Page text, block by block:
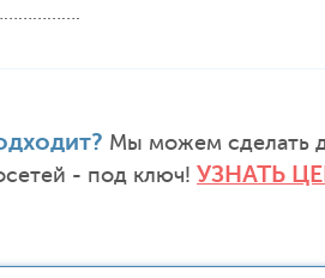
Мы можем сделать
- под ключ! УЗНАТЬ